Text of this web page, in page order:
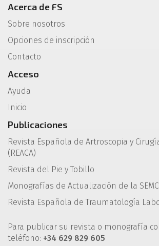
Acerca de FS
Sobre nosotros
Opciones de inscripción
Contacto
Acceso
Ayuda
Inicio
Publicaciones
Revista Española de Artroscopia y
(REACA)
Revista del Pie y Tobillo
Monografías de Actualización de la
Revista Española de Traumatología
Para publicar su revista o monografía
teléfono: +34 629 829 605